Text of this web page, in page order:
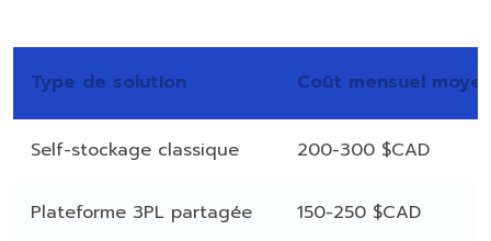
Type de solution Coût mensuel
Self-stockage classique 200-300 $CAD
Plateforme 3PL partagée 150-250 $CAD